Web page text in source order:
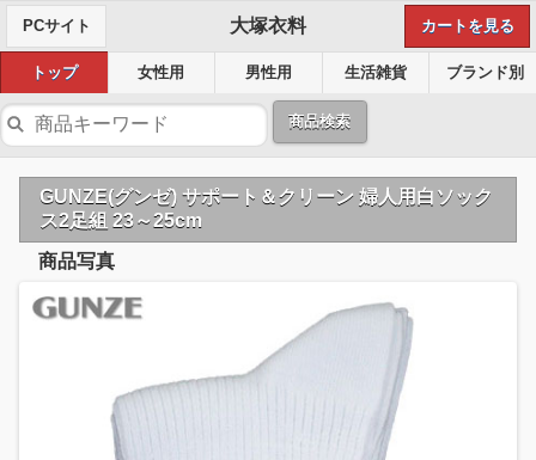
PCサイト 大塚衣料 カートを見る
トップ 女性用 男性用 生活雑貨 ブランド別
商品検索
GUNZE(グンゼ) サポート＆クリーン 婦人用白ソック
ス2足組 23～25cm
商品写真